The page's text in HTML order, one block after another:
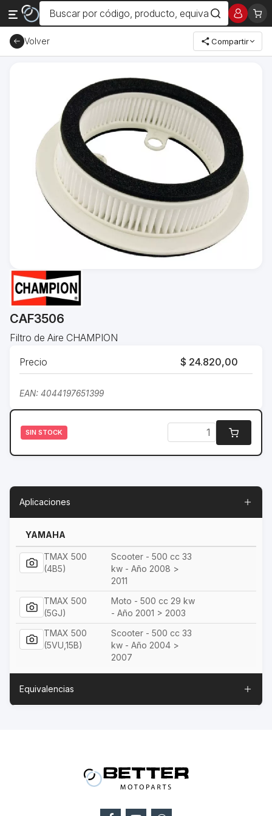
Volver Compartir
CAF3506
Filtro de Aire CHAMPION
Precio
$ 24.820,00
EAN: 4044197651399
SIN STOCK
Aplicaciones
YAMAHA
TMAX 500
(4B5)
Scooter - 500 cc 33
kw - Año 2008 >
2011
TMAX 500
(5GJ)
Moto - 500 cc 29 kw
- Año 2001 > 2003
TMAX 500
(5VU,15B)
Scooter - 500 cc 33
kw - Año 2004 >
2007
Equivalencias